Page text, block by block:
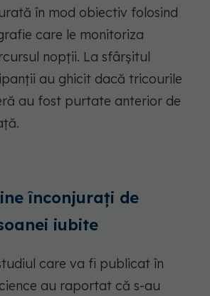
în mod obiectiv folosind
care le monitoriza
nopții. La sfârșitul
au ghicit dacă tricourile
au fost purtate anterior de
înconjurați de
iubite
care va fi publicat în
au raportat că s-au